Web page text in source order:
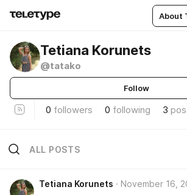
About
Tetiana Korunets
@tatako
Follow
0 followers 0 following 3
ALL POSTS
Tetiana Korunets November 16,